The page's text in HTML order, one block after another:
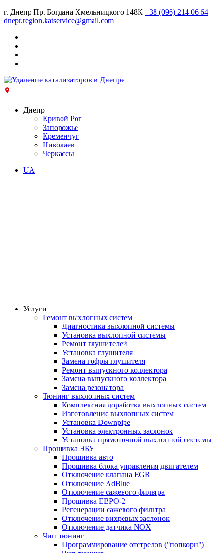
г. Днепр Пр. Богдана Хмельницкого 148К +38 (096) 214 06 64
dnepr.region.katservice@gmail.com
Днепр
Кривой Рог
Запорожье
Кременчуг
Николаев
Черкассы
UA
Услуги
Ремонт выхлопных систем
Диагностика выхлопной системы
Установка выхлопной системы
Ремонт глушителей
Установка глушителя
Замена гофры глушителя
Ремонт выпускного коллектора
Замена выпускного коллектора
Замена резонатора
Тюнинг выхлопных систем
Комплексная доработка выхлопных систем
Изготовление выхлопных систем
Установка Downpipe
Установка электронных заслонок
Установка прямоточной выхлопной системы
Прошивка ЭБУ
Прошивка авто
Прошивка блока управления двигателем
Отключение клапана EGR
Отключение AdBlue
Отключение сажевого фильтра
Прошивка ЕВРО-2
Регенерации сажевого фильтра
Отключение вихревых заслонок
Отключение датчика NOX
Чип-тюнинг
Программирование отстрелов ("попкорн")